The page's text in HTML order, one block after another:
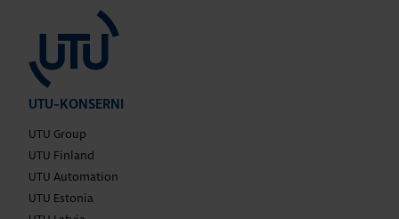
UTU-KONSERNI
UTU Group
UTU Finland
UTU Automation
UTU Estonia